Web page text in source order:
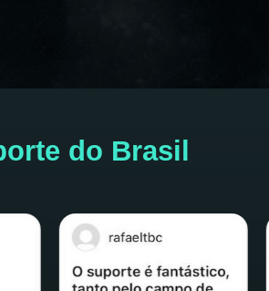
do Brasil